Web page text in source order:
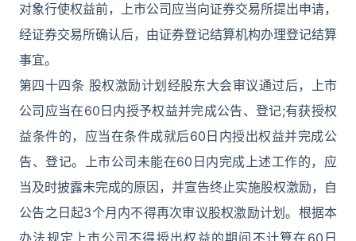
对象行使权益前，上市公司应当向证券交易所提出申请，
经证券交易所确认后，由证券登记结算机构办理登记结算
事宜。
第四十四条 股权激励计划经股东大会审议通过后，上市
公司应当在60日内授予权益并完成公告、登记;有获授权
益条件的，应当在条件成就后60日内授出权益并完成公
告、登记。上市公司未能在60日内完成上述工作的，应
当及时披露未完成的原因，并宣告终止实施股权激励，自
公告之日起3个月内不得再次审议股权激励计划。根据本
办法规定上市公司不得授出权益的期间不计算在60日